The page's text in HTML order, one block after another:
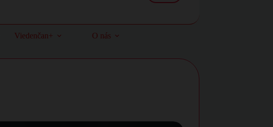
Viedenčan+ O nás